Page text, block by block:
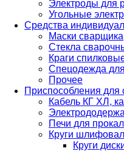
Электроды для
Угольные
Средства
Маски
Стекла
Краги
Спецодежда
Прочее
Приспособления для
Кабель КГ ХЛ,
Печи для
Круги
Круги